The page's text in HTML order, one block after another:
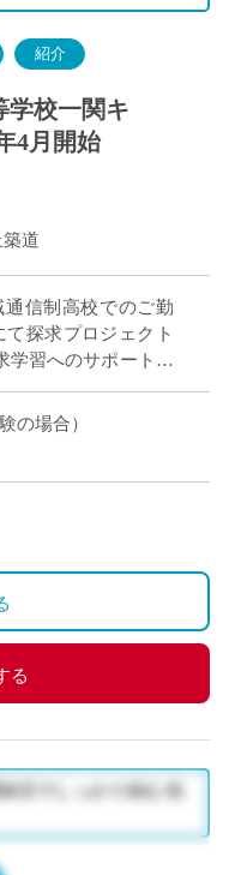
紹介
学校一関キ
4月開始
道
通信制高校でのご勤
探求プロジェクト
学習へのサポートに
にご応募ください！
出張が […]
の場合）
る